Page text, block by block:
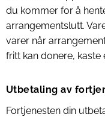
du kommer for å
arrangementslutt.
varer når
fritt kan donere, kaste
Utbetaling av
Fortjenesten din